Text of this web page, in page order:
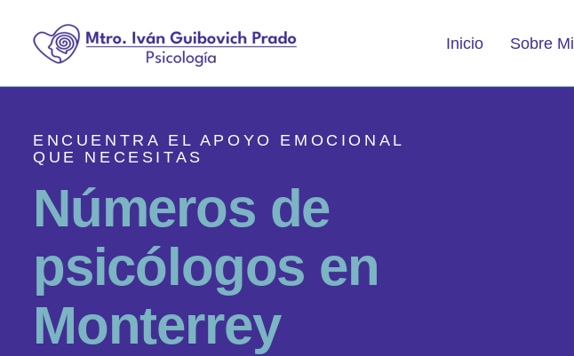
Inicio Sobre Mi
ENCUENTRA EL APOYO EMOCIONAL
QUE NECESITAS
Números de
psicólogos en
Monterrey